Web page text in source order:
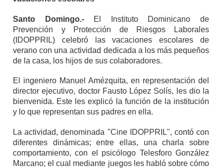
Santo Domingo.-
El Instituto Dominicano de
Prevención y Protección de Riesgos Laborales
(IDOPPRIL) celebró las vacaciones escolares de
verano con una actividad dedicada a los más pequeños
de la casa, los hijos de sus colaboradores.
El ingeniero Manuel Amézquita, en representación del
director ejecutivo, doctor Fausto López Solís, les dio la
bienvenida. Este les explicó la función de la institución
y lo que representan sus padres en ella.
La actividad, denominada "Cine IDOPPRIL", contó con
diferentes dinámicas; entre ellas, una charla sobre
comportamiento, con el psicólogo Telesforo González
Marcano; el cual mediante juegos les habló sobre cómo